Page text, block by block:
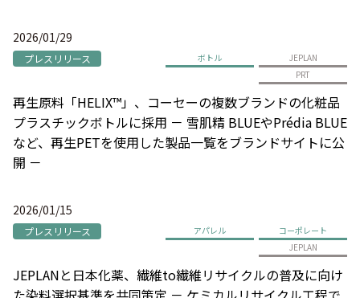
2026/01/29
プレスリリース ボトル
JEPLAN
PRT
再生原料「HELIX™」、コーセーの複数ブランドの化粧品
プラスチックボトルに採用 － 雪肌精 BLUEやPrédia BLUE
など、再生PETを使用した製品一覧をブランドサイトに公
開 －
2026/01/15
プレスリリース アパレル
コーポレート
JEPLAN
JEPLANと日本化薬、繊維to繊維リサイクルの普及に向け